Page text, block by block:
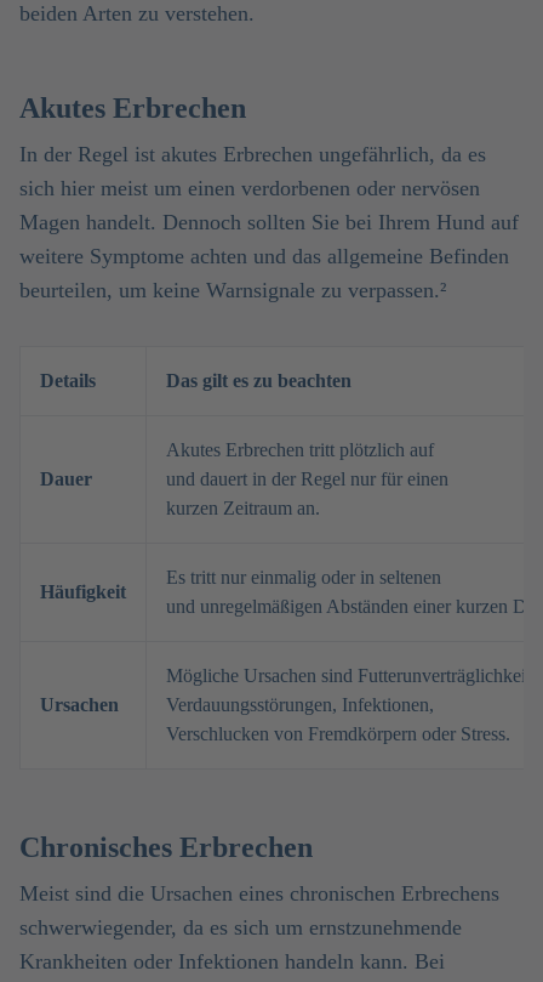
beiden Arten zu verstehen.
Akutes Erbrechen
In der Regel ist akutes Erbrechen ungefährlich, da es
sich hier meist um einen verdorbenen oder nervösen
Magen handelt. Dennoch sollten Sie bei Ihrem Hund auf
weitere Symptome achten und das allgemeine Befinden
beurteilen, um keine Warnsignale zu verpassen.²
Details Das gilt es zu beachten
Dauer
Akutes Erbrechen tritt plötzlich auf
und dauert in der Regel nur für einen
kurzen Zeitraum an.
Häufigkeit
Es tritt nur einmalig oder in seltenen
und unregelmäßigen Abständen einer kurzen
Ursachen
Mögliche Ursachen sind Futterunverträglichkeit,
Verdauungsstörungen, Infektionen,
Verschlucken von Fremdkörpern oder Stress.
Chronisches Erbrechen
Meist sind die Ursachen eines chronischen Erbrechens
schwerwiegender, da es sich um ernstzunehmende
Krankheiten oder Infektionen handeln kann. Bei